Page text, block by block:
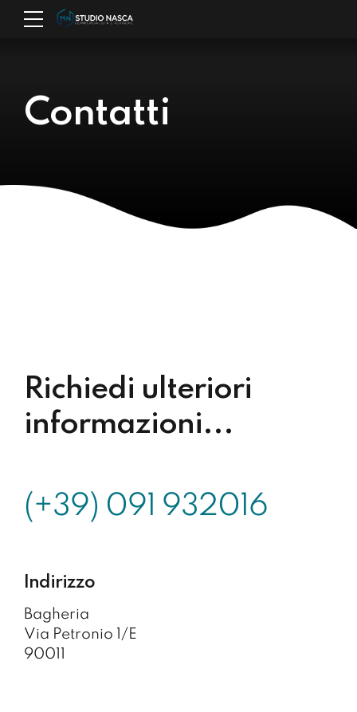
Contatti
Richiedi ulteriori
informazioni...
(+39) 091 932016
Indirizzo
Bagheria
Via Petronio 1/E
90011